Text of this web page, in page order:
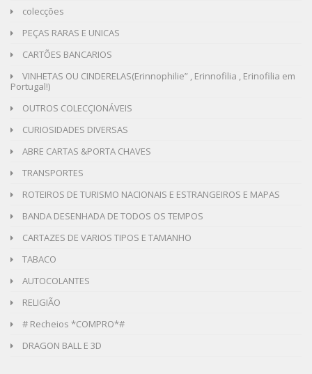
colecções
PEÇAS RARAS E UNICAS
CARTÕES BANCARIOS
VINHETAS OU CINDERELAS(Erinnophilie” , Erinnofilia , Erinofilia em
Portugal!)
OUTROS COLECÇIONÁVEIS
CURIOSIDADES DIVERSAS
ABRE CARTAS &PORTA CHAVES
TRANSPORTES
ROTEIROS DE TURISMO NACIONAIS E ESTRANGEIROS E MAPAS
BANDA DESENHADA DE TODOS OS TEMPOS
CARTAZES DE VARIOS TIPOS E TAMANHO
TABACO
AUTOCOLANTES
RELIGIÃO
# Recheios *COMPRO*#
DRAGON BALL E 3D